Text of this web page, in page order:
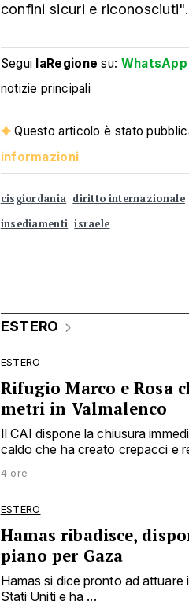
confini sicuri e riconosciuti".
Segui laRegione su: WhatsApp
notizie principali
Questo articolo è stato
informazioni
cisgiordania diritto internazionale
insediamenti israele
ESTERO
ESTERO
Rifugio Marco e Rosa
metri in Valmalenco
Il CAI dispone la chiusura
caldo che ha creato crepacci e
4 ore
ESTERO
Hamas ribadisce,
piano per Gaza
Hamas si dice pronto ad
Stati Uniti e ha ...